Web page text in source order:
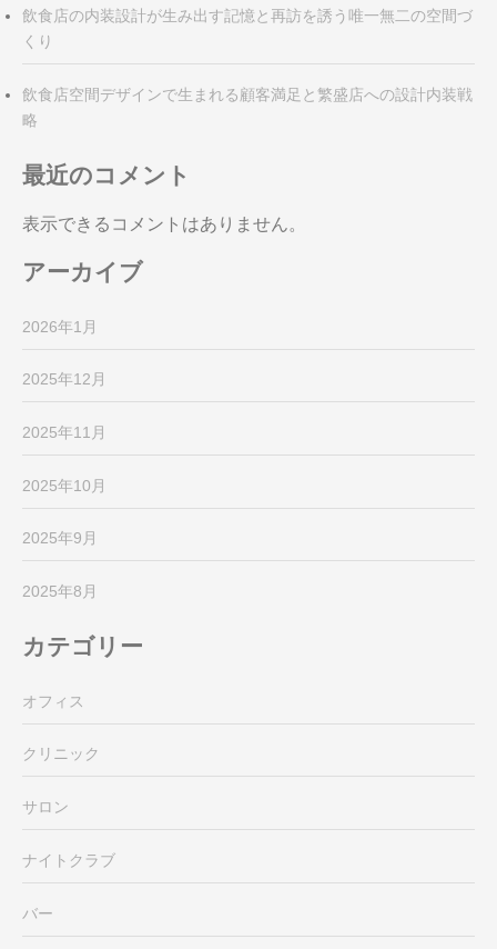
飲食店の内装設計が生み出す記憶と再訪を誘う唯一無二の空間づ
くり
飲食店空間デザインで生まれる顧客満足と繁盛店への設計内装戦
略
最近のコメント
表示できるコメントはありません。
アーカイブ
2026年1月
2025年12月
2025年11月
2025年10月
2025年9月
2025年8月
カテゴリー
オフィス
クリニック
サロン
ナイトクラブ
バー